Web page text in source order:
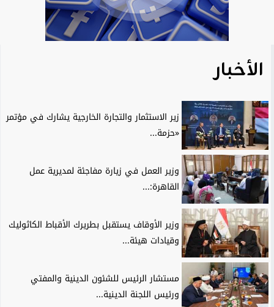
الأخبار
زير الاستثمار والتجارة الخارجية يشارك في مؤتمر
«حزمة...
وزير العمل في زيارة مفاجئة لمديرية عمل
القاهرة:...
وزير الأوقاف يستقبل بطريرك الأقباط الكاثوليك
وقيادات هيئة...
مستشار الرئيس للشئون الدينية والمفتي
ورئيس اللجنة الدينية...